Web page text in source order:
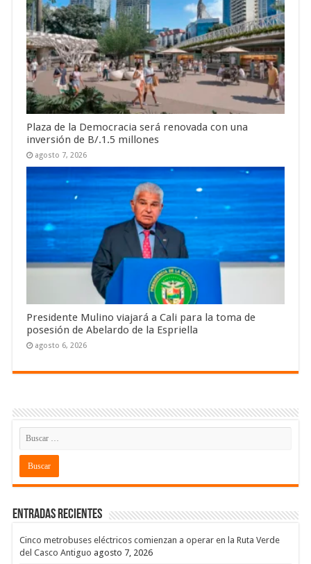
Plaza de la Democracia será renovada con una
inversión de B/.1.5 millones
agosto 7, 2026
Presidente Mulino viajará a Cali para la toma de
posesión de Abelardo de la Espriella
agosto 6, 2026
Entradas recientes
Cinco metrobuses eléctricos comienzan a operar en la Ruta Verde
del Casco Antiguo agosto 7, 2026